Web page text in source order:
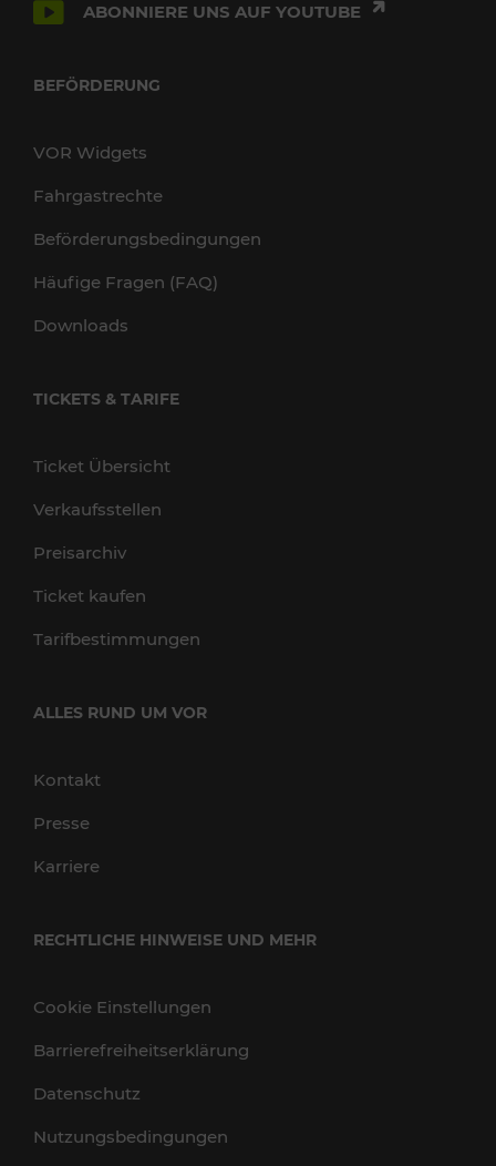
ABONNIERE UNS AUF YOUTUBE
BEFÖRDERUNG
VOR Widgets
Fahrgastrechte
Beförderungsbedingungen
Häufige Fragen (FAQ)
Downloads
TICKETS & TARIFE
Ticket Übersicht
Verkaufsstellen
Preisarchiv
Ticket kaufen
Tarifbestimmungen
ALLES RUND UM VOR
Kontakt
Presse
Karriere
RECHTLICHE HINWEISE UND MEHR
Cookie Einstellungen
Barrierefreiheitserklärung
Datenschutz
Nutzungsbedingungen